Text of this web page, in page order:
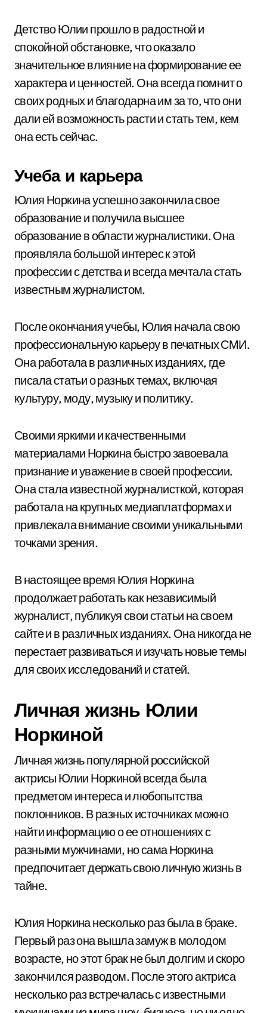
Детство Юлии прошло в радостной и
спокойной обстановке, что оказало
значительное влияние на формирование ее
характера и ценностей. Она всегда помнит о
своих родных и благодарна им за то, что они
дали ей возможность расти и стать тем, кем
она есть сейчас.
Учеба и карьера
Юлия Норкина успешно закончила свое
образование и получила высшее
образование в области журналистики. Она
проявляла большой интерес к этой
профессии с детства и всегда мечтала стать
известным журналистом.
После окончания учебы, Юлия начала свою
профессиональную карьеру в печатных СМИ.
Она работала в различных изданиях, где
писала статьи о разных темах, включая
культуру, моду, музыку и политику.
Своими яркими и качественными
материалами Норкина быстро завоевала
признание и уважение в своей профессии.
Она стала известной журналисткой, которая
работала на крупных медиаплатформах и
привлекала внимание своими уникальными
точками зрения.
В настоящее время Юлия Норкина
продолжает работать как независимый
журналист, публикуя свои статьи на своем
сайте и в различных изданиях. Она никогда не
перестает развиваться и изучать новые темы
для своих исследований и статей.
Личная жизнь Юлии
Норкиной
Личная жизнь популярной российской
актрисы Юлии Норкиной всегда была
предметом интереса и любопытства
поклонников. В разных источниках можно
найти информацию о ее отношениях с
разными мужчинами, но сама Норкина
предпочитает держать свою личную жизнь в
тайне.
Юлия Норкина несколько раз была в браке.
Первый раз она вышла замуж в молодом
возрасте, но этот брак не был долгим и скоро
закончился разводом. После этого актриса
несколько раз встречалась с известными